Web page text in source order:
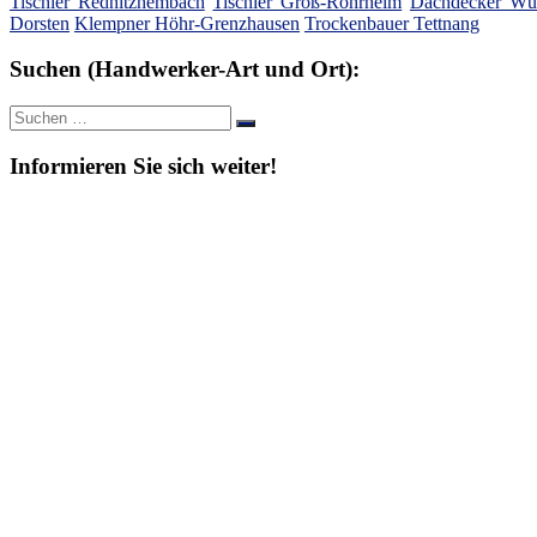
Dorsten Klempner Höhr-Grenzhausen Trockenbauer Tettnang
Suchen (Handwerker-Art und Ort):
Suche
nach:
Suchen
Informieren Sie sich weiter!